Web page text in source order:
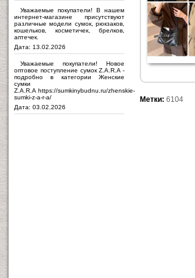
Уважаемые покупатели! В нашем
интернет-магазине присутствуют
различные модели сумок, рюкзаков,
кошельков, косметичек, брелков,
аптечек.
Дата: 13.02.2026
Уважаемые покупатели! Новое
оптовое поступление сумок Z.A.R.A -
подробно в категории Женские
сумки
Z.A.R.A https://sumkinybudnu.ru/zhenskie-
sumki-z-a-r-a/
Дата: 03.02.2026
Метки: 6104